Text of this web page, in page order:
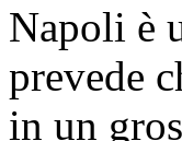
Napoli è
prevede
in un